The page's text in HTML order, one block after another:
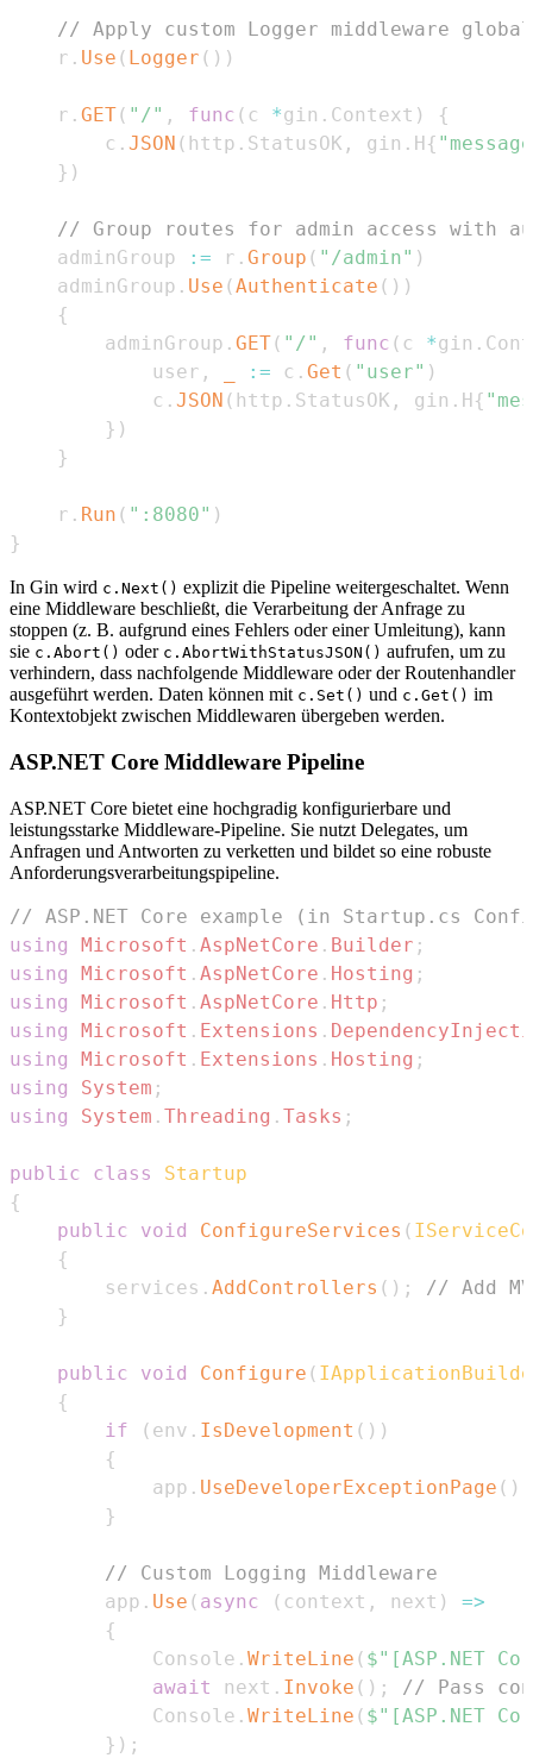
// Apply custom Logger middleware
	r
. Use ( Logger ( ) )
	r
. GET( "/" , func ( c *gin . Context )
{
		c
. JSON ( http . StatusOK , gin . H{
} )
// Group routes for admin access with
	adminGroup
:= r . Group ( "/admin" )
	adminGroup
. Use (Authenticate ( ) )
{
		adminGroup
. GET( "/" , func ( c *gin .
			user
, := c . Get ( "user" )
			c
. JSON ( http . StatusOK , gin . H{
} )
}
	r
. Run ( ":8080" )
}
In Gin wird c.Next() explizit die Pipeline weitergeschaltet. Wenn
eine Middleware beschließt, die Verarbeitung der Anfrage zu
stoppen (z. B. aufgrund eines Fehlers oder einer Umleitung), kann
sie c.Abort() oder c.AbortWithStatusJSON() aufrufen, um zu
verhindern, dass nachfolgende Middleware oder der Routenhandler
ausgeführt werden. Daten können mit c.Set() und c.Get() im
Kontextobjekt zwischen Middlewaren übergeben werden.
ASP.NET Core Middleware Pipeline
ASP.NET Core bietet eine hochgradig konfigurierbare und
leistungsstarke Middleware-Pipeline. Sie nutzt Delegates, um
Anfragen und Antworten zu verketten und bildet so eine robuste
Anforderungsverarbeitungspipeline.
// ASP.NET Core example (in Startup.cs
using
Microsoft . AspNetCore . Builder ;
using
Microsoft . AspNetCore . Hosting ;
using
Microsoft . AspNetCore . Http ;
using
Microsoft . Extensions .
using
Microsoft . Extensions . Hosting ;
using
System ;
using
System . Threading . Tasks ;
public class
Startup
{
public
void ConfigureServices (
{
        services
. AddControllers ( ) ;
// Add
}
public void Configure (
{
if
( env . IsDevelopment ( ) )
{
            app
. UseDeveloperExceptionPage ( )
}
// Custom Logging Middleware
        app
. Use ( async ( context , next )
=>
{
            Console
. WriteLine ( $"[ASP.NET
await
next . Invoke ( ) ;
// Pass
            Console
. WriteLine ( $"[ASP.NET
} ) ;